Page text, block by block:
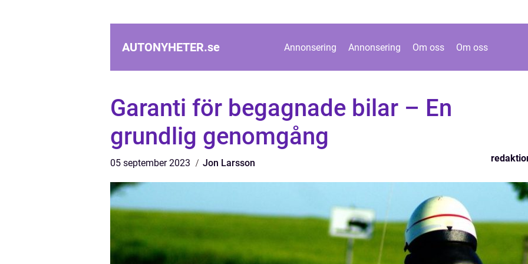
AUTONYHETER.se Annonsering Annonsering Om oss Om oss
Garanti för begagnade bilar – En
grundlig genomgång
05 september 2023 Jon Larsson